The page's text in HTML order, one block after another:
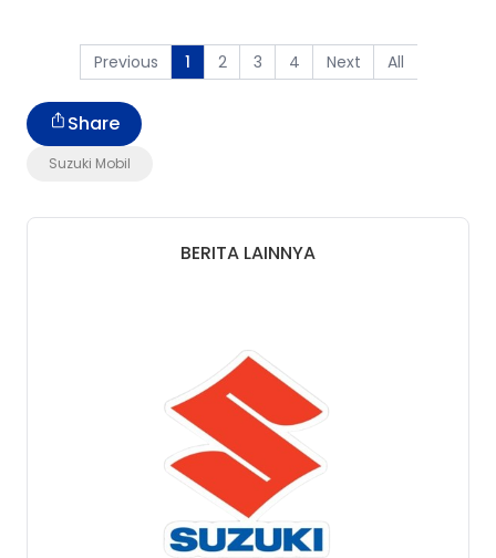
Previous 1 2 3 4 Next All
Suzuki Mobil
Share
BERITA LAINNYA